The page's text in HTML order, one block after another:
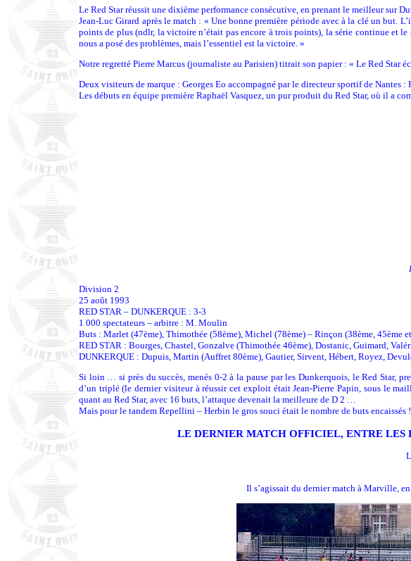
Le Red Star réussit une dixième performance consécutive, en prenant le meilleur sur
Jean-Luc Girard après le match : « Une bonne première période avec à la clé un but.
points de plus (ndlr, la victoire n’était pas encore à trois points), la série continue et
nous a posé des problèmes, mais l’essentiel est la victoire. »
Notre regretté Pierre Marcus (journaliste au Parisien) titrait son papier : « Le Red Star
Deux visiteurs de marque : Georges Eo accompagné par le directeur sportif de Nantes :
Les débuts en équipe première Raphaël Vasquez, un pur produit du Red Star, où il a
Division 2
25 août 1993
RED STAR – DUNKERQUE : 3-3
1 000 spectateurs – arbitre : M. Moulin
Buts : Marlet (47ème), Thimothée (58ème), Michel (78ème) – Rinçon (38ème, 45ème
RED STAR : Bourges, Chastel, Gonzalve (Thimothée 46ème), Dostanic, Guimard,
DUNKERQUE : Dupuis, Martin (Auffret 80ème), Gautier, Sirvent, Hébert, Royez,
Si loin … si près du succès, menés 0-2 à la pause par les Dunkerquois, le Red Star,
d’un triplé (le dernier visiteur à réussir cet exploit était Jean-Pierre Papin, sous le
quant au Red Star, avec 16 buts, l’attaque devenait la meilleure de D 2 …
Mais pour le tandem Repellini – Herbin le gros souci était le nombre de buts encaissés !
LE DERNIER MATCH OFFICIEL, ENTRE
Il s’agissait du dernier match à Marville,